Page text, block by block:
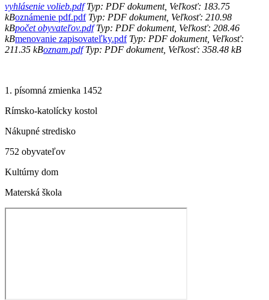
vyhlásenie volieb.pdfTyp: PDF dokument, Veľkosť: 183.75
kBoznámenie pdf.pdfTyp: PDF dokument, Veľkosť: 210.98
kBpočet obyvateľov.pdfTyp: PDF dokument, Veľkosť: 208.46
kBmenovanie zapisovateľky.pdfTyp: PDF dokument, Veľkosť:
211.35 kBoznam.pdfTyp: PDF dokument, Veľkosť: 358.48 kB
1. písomná zmienka 1452
Rímsko-katolícky kostol
Nákupné stredisko
752 obyvateľov
Kultúrny dom
Materská škola